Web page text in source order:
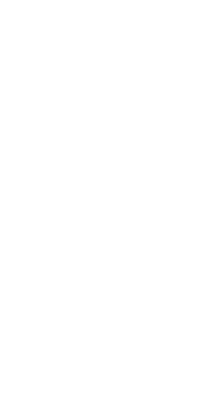
Rilassarsi e